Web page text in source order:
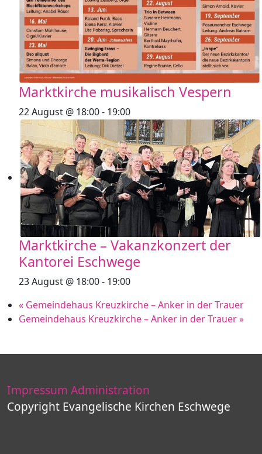
Marktkirche musikalisch Vespern
22 August @ 18:00- 19:00
Marktkirche – Vakanzkonzert der
Kantorei Eschwege
23 August @ 18:00- 19:00
« Gemeindehaus Kreuzkirche – Anker in der Trauer
Gemeindehaus Kreuzkirche – Anker in der Trauer»
Impressum Administration
Copyright Evangelische Kirchen Eschwege